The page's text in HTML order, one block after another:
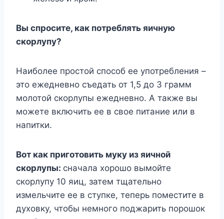
Вы спросите, как потреблять яичную
скорлупу?
Наиболее простой способ ее употребления –
это ежедневно съедать от 1,5 до 3 грамм
молотой скорлупы ежедневно. А также вы
можете включить ее в свое питание или в
напитки.
Вот как приготовить муку из яичной
скорлупы: сначала хорошо вымойте
скорлупу 10 яиц, затем тщательно
измельчите ее в ступке, теперь поместите в
духовку, чтобы немного поджарить порошок